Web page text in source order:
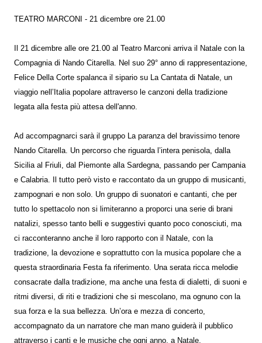
TEATRO MARCONI - 21 dicembre ore 21.00
Il 21 dicembre alle ore 21.00 al Teatro Marconi arriva il Natale con la
Compagnia di Nando Citarella. Nel suo 29° anno di rappresentazione,
Felice Della Corte spalanca il sipario su La Cantata di Natale, un
viaggio nell’Italia popolare attraverso le canzoni della tradizione
legata alla festa più attesa dell'anno.
Ad accompagnarci sarà il gruppo La paranza del bravissimo tenore
Nando Citarella. Un percorso che riguarda l’intera penisola, dalla
Sicilia al Friuli, dal Piemonte alla Sardegna, passando per Campania
e Calabria. Il tutto però visto e raccontato da un gruppo di musicanti,
zampognari e non solo. Un gruppo di suonatori e cantanti, che per
tutto lo spettacolo non si limiteranno a proporci una serie di brani
natalizi, spesso tanto belli e suggestivi quanto poco conosciuti, ma
ci racconteranno anche il loro rapporto con il Natale, con la
tradizione, la devozione e soprattutto con la musica popolare che a
questa straordinaria Festa fa riferimento. Una serata ricca melodie
consacrate dalla tradizione, ma anche una festa di dialetti, di suoni e
ritmi diversi, di riti e tradizioni che si mescolano, ma ognuno con la
sua forza e la sua bellezza. Un’ora e mezza di concerto,
accompagnato da un narratore che man mano guiderà il pubblico
attraverso i canti e le musiche che ogni anno, a Natale,